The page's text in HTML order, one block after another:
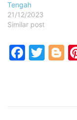
Tengah
21/12/2023
Similar post